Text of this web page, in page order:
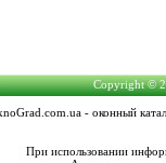
Copyright ©
- оконный
При использовании